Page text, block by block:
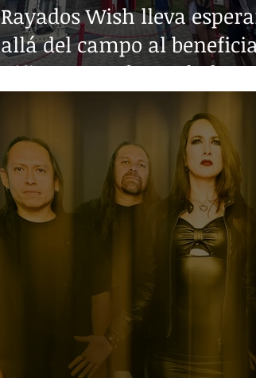
Rayados Wish lleva
allá del campo al
niñez con enfermedades